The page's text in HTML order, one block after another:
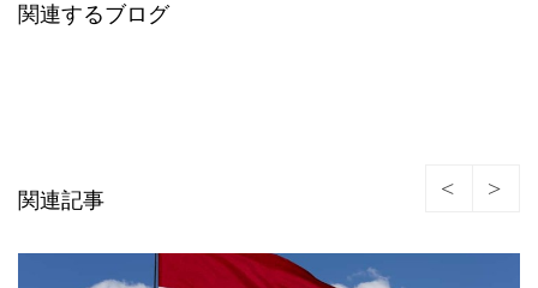
関連するブログ
関連記事